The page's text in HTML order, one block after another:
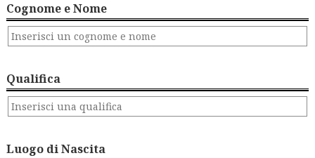
Cognome e Nome
Qualifica
Luogo di Nascita